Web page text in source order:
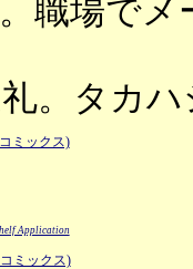
職場でメ
。タカハ
ミックス)
Application
ミックス)